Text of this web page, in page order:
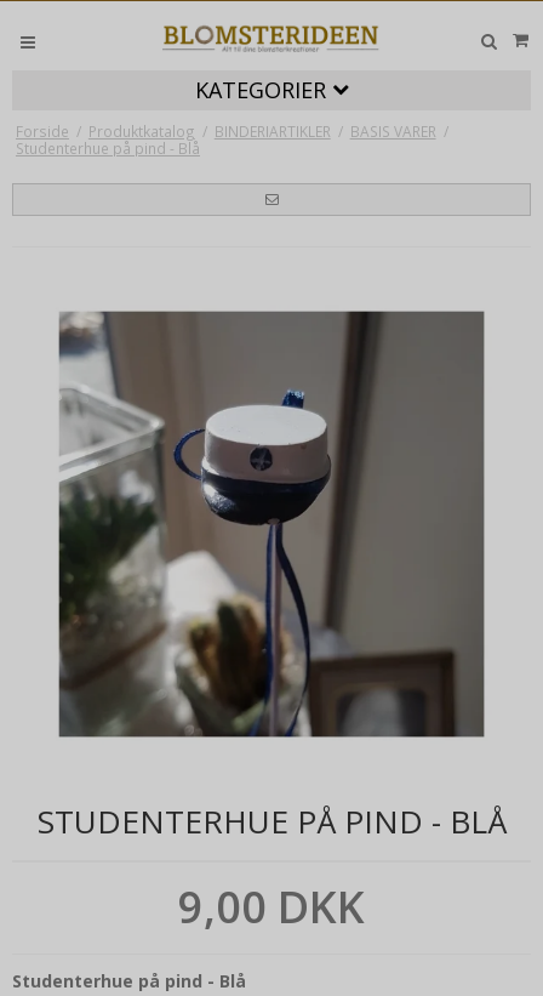
KATEGORIER
Forside / Produktkatalog / BINDERIARTIKLER / BASIS VARER /
Studenterhue på pind - Blå
STUDENTERHUE PÅ PIND - BLÅ
9,00 DKK
Studenterhue på pind - Blå